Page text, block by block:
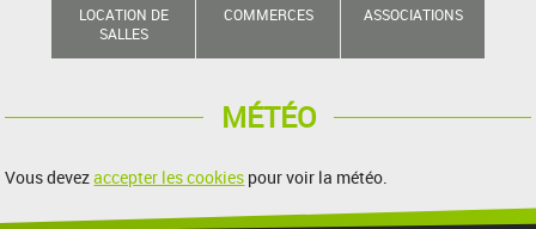
LOCATION DE
SALLES
COMMERCES ASSOCIATIONS
MÉTÉO
Vous devezaccepter les cookies pour voir la météo.